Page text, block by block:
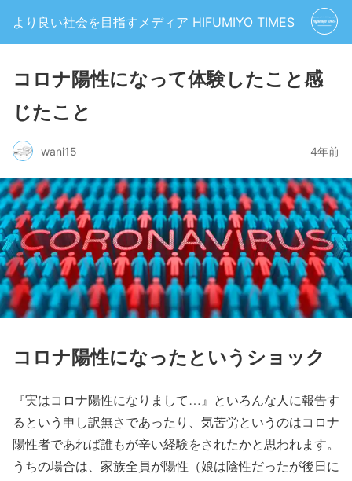
より良い社会を目指すメディア HIFUMIYO TIMES
コロナ陽性になって体験したこと感
じたこと
wani15 4年前
コロナ陽性になったというショック
『実はコロナ陽性になりまして…』といろんな人に報告す
るという申し訳無さであったり、気苦労というのはコロナ
陽性者であれば誰もが辛い経験をされたかと思われます。
うちの場合は、家族全員が陽性（娘は陰性だったが後日に